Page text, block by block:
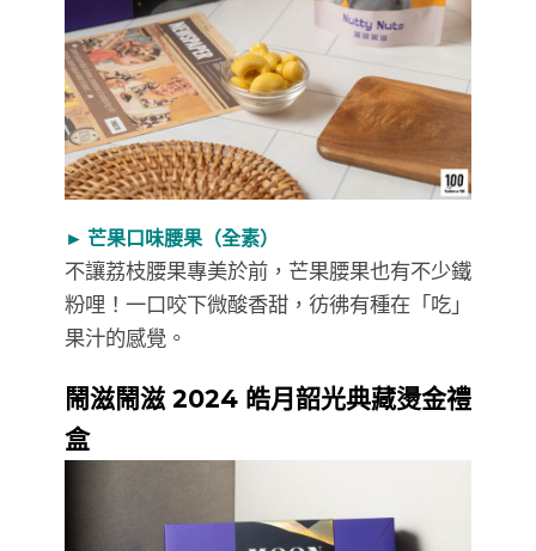
► 芒果口味腰果（全素）
不讓荔枝腰果專美於前，芒果腰果也有不少鐵
粉哩！一口咬下微酸香甜，彷彿有種在「吃」
果汁的感覺。
鬧滋鬧滋 2024 皓月韶光典藏燙金禮
盒